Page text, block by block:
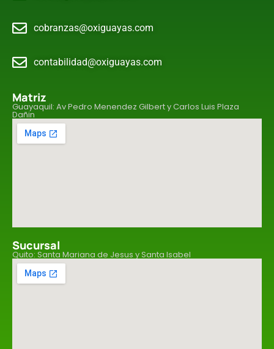
cobranzas@oxiguayas.com
contabilidad@oxiguayas.com
Matriz
Guayaquil: Av Pedro Menendez Gilbert y Carlos Luis Plaza
Dañin
Sucursal
Quito: Santa Mariana de Jesus y Santa Isabel